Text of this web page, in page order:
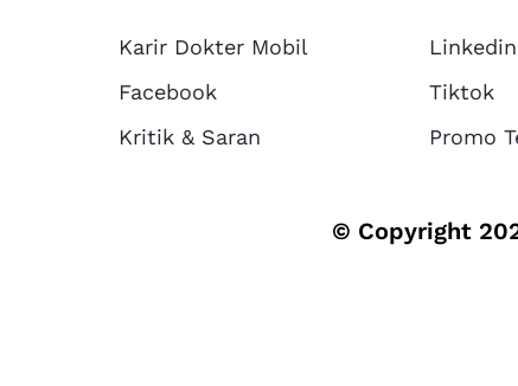
Karir Dokter Mobil
Linkedin
Facebook
Tiktok
Kritik & Saran
Promo
© Copyright